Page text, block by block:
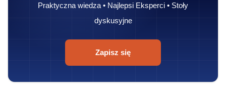
Praktyczna wiedza • Najlepsi Eksperci • Stoły
dyskusyjne
Zapisz się